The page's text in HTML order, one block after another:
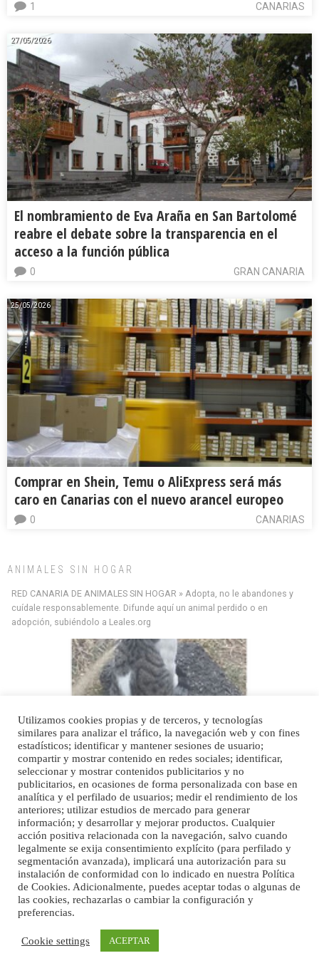
CANARIAS
1
27/05/2026
El nombramiento de Eva Araña en San Bartolomé
reabre el debate sobre la transparencia en el
acceso a la función pública
GRAN CANARIA
0
25/05/2026
Comprar en Shein, Temu o AliExpress será más
caro en Canarias con el nuevo arancel europeo
CANARIAS
0
ANIMALES SIN HOGAR
RED CANARIA DE ANIMALES SIN HOGAR » Adopta, no le abandones y
cuídale responsablemente. Difunde aquí un animal perdido o en
adopción, subiéndolo a Leales.org
Minni desaparecido
» Míralo en todos los navegadores y en Google Play con Leales.org o en todas las
redes sociales c...
Leales.org » Gran Canaria | 9.7.2025
Siami Perdida
Se llama Siami,es hembra de 4 años,esterilizada con marca de
oreja,cariñosa,mimosa pero miedosa,e...
Leales.org » Gran Canaria
| 9.7.2025
Utilizamos cookies propias y de terceros, y tecnologías
similares para analizar el tráfico, la navegación web y con fines
estadísticos; identificar y mantener sesiones de usuario;
compartir y mostrar contenido en redes sociales; identificar,
seleccionar y mostrar contenidos publicitarios y no
publicitarios, en ocasiones de forma personalizada con base en
analítica y el perfilado de usuarios; medir el rendimiento de los
anteriores; utilizar estudios de mercado para generar
información; y desarrollar y mejorar productos. Cualquier
acción positiva relacionada con la navegación, salvo cuando
legalmente se exija consentimiento explícito (para perfilado y
segmentación avanzada), implicará una autorización para su
instalación de conformidad con lo indicado en nuestra Política
de Cookies. Adicionalmente, puedes aceptar todas o algunas de
las cookies, rechazarlas o cambiar la configuración y
preferencias.
Cookie settings ACEPTAR